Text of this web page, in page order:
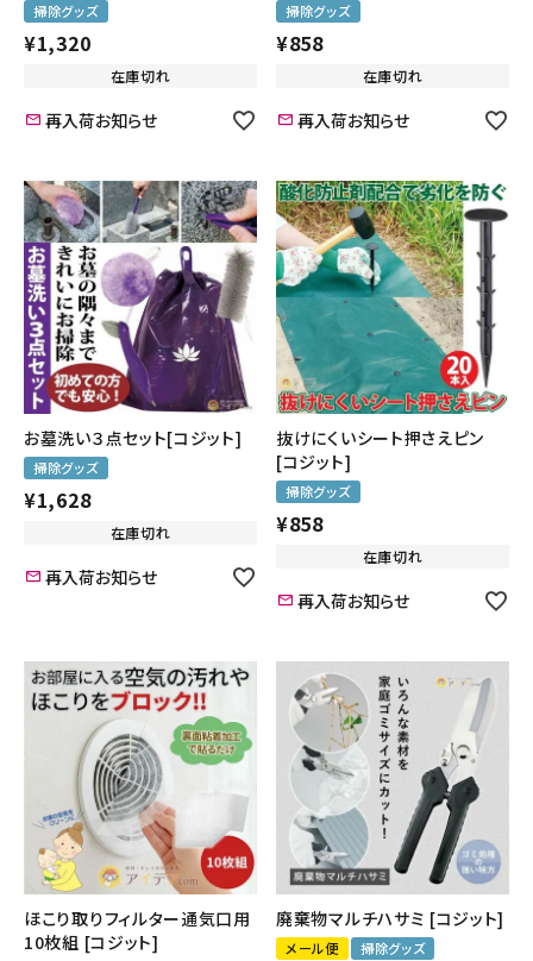
掃除グッズ
¥1,320
在庫切れ
再入荷お知らせ
掃除グッズ
¥858
在庫切れ
再入荷お知らせ
お墓洗い３点セット[コジット]
掃除グッズ
¥1,628
在庫切れ
再入荷お知らせ
抜けにくいシート押さえピン
[コジット]
掃除グッズ
¥858
在庫切れ
再入荷お知らせ
ほこり取りフィルター通気口用
10枚組 [コジット]
廃棄物マルチハサミ [コジット]
メール便 掃除グッズ